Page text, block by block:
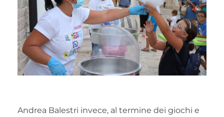
Andrea Balestri invece, al termine dei giochi e